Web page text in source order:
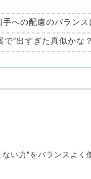
手への配慮のバラン
“出すぎた真似かな
ない力”をバランスよ